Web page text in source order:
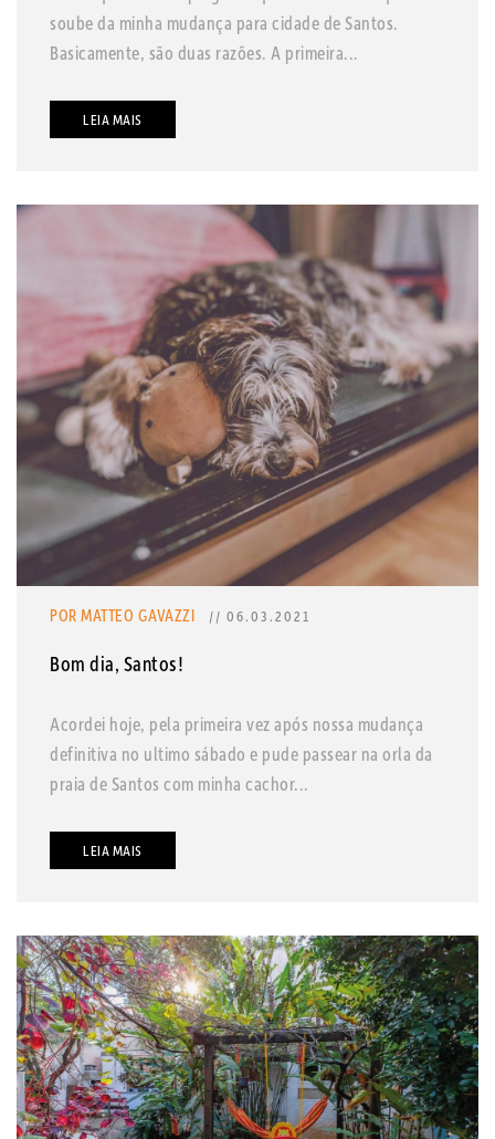
soube da minha mudança para cidade de Santos.
Basicamente, são duas razões. A primeira...
LEIA MAIS
POR MATTEO GAVAZZI // 06.03.2021
Bom dia, Santos!
Acordei hoje, pela primeira vez após nossa mudança
definitiva no ultimo sábado e pude passear na orla da
praia de Santos com minha cachor...
LEIA MAIS